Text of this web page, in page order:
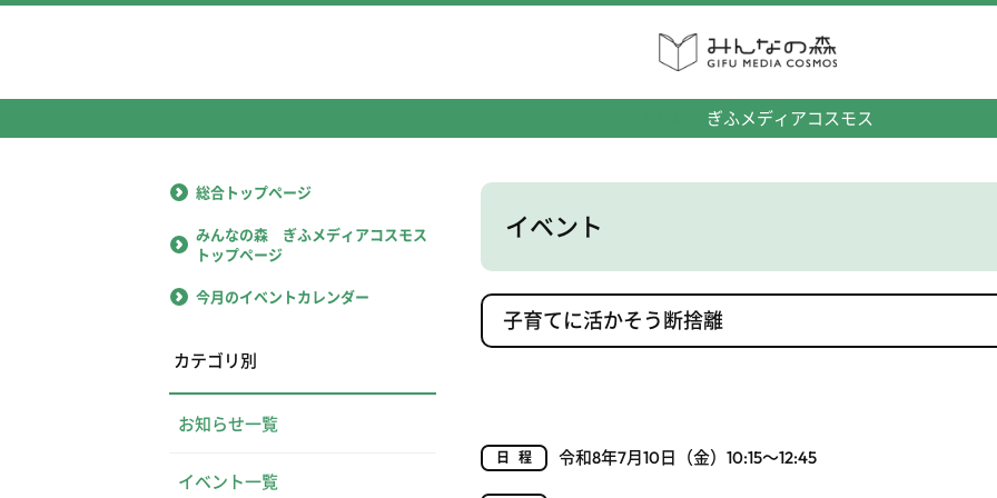
ぎふメディアコスモス
イベント
子育てに活かそう断捨離
日程 令和8年7月10日（金）10:15～12:45
総合トップページ
みんなの森 ぎふメディアコスモス
トップページ
今月のイベントカレンダー
カテゴリ別
お知らせ一覧
イベント一覧